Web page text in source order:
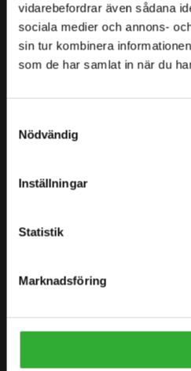
vidarebefordrar även sådana
sociala medier och annons-
sin tur kombinera
som de har samlat in när du
Nödvändig
Inställningar
Statistik
Marknadsföring
HITTA DIN
WEBBPLATSKARTA
LASTARE
REDSKAP